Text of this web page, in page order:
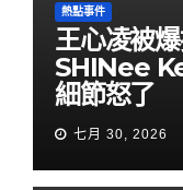
熱點事件
王心凌被
SHINee
細節怒了
七月 30, 2026